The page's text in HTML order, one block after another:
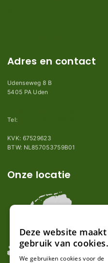
Adres en contact
Udenseweg 8 B
5405 PA Uden
Tel:
KVK: 67529623
BTW: NL857053759B01
Onze locatie
Deze website maakt
gebruik van cookies.
We gebruiken cookies voor de